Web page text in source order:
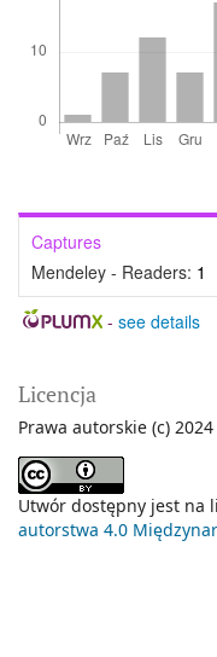
Captures
Mendeley - Readers: 1
- see details
Licencja
Prawa autorskie (c)
Utwór dostępny jest na
autorstwa 4.0